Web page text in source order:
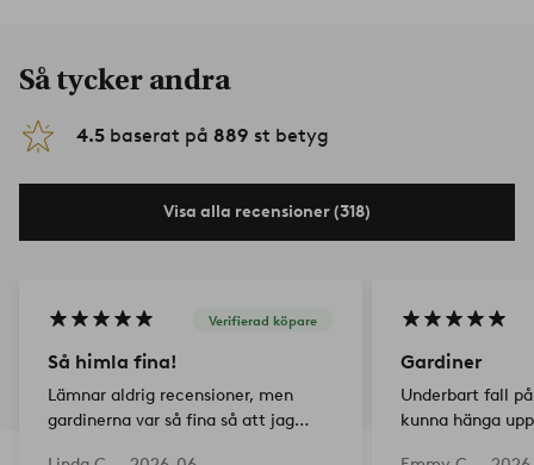
Så tycker andra
4.5 baserat på 889 st betyg
Visa alla recensioner (318)
Verifierad köpare
Så himla fina!
Lämnar aldrig recensioner, men
gardinerna var så fina så att jag
Gardiner
Underbart fall
kunna hänga